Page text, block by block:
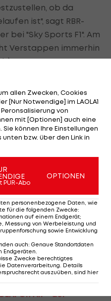
ob da
ist", sagt RBR-
bei "Sky Sports F1". Am
Verstappen immerhin
On Air - der
allen Zwecken, Cookies
[Nur Notwendige] im LAOLA1
von
mit [Optionen] auch eine
können Ihre Einstellungen
bzw. über den Link in
PUR-Abo
OPTIONEN
personenbezogene Daten, wie
für die folgenden Zwecke:
auf einem Endgerät;
Messung von Werbeleistung und
sowie Entwicklung
auch: Genaue Standortdaten
Endgeräten
Zwecke berechtigtes
Datenverarbeitung. Details
auszuüben, sind hier